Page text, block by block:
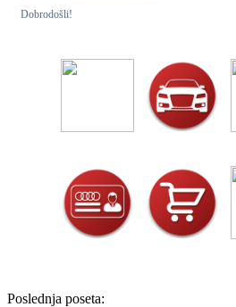
Dobrodošli!
Poslednja poseta: